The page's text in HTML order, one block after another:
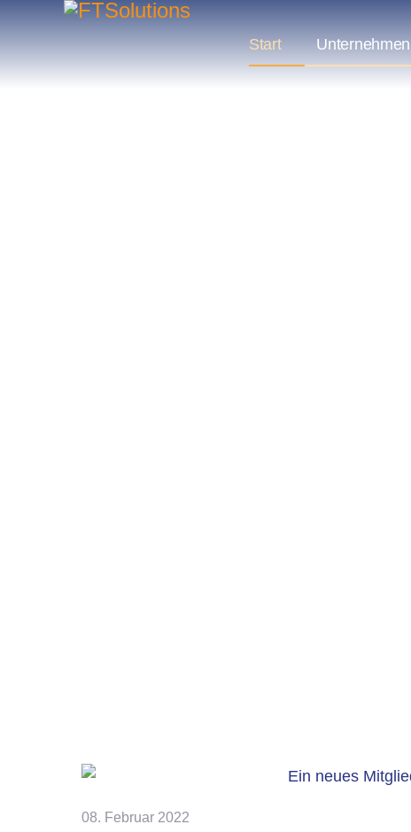
Start Unternehmen
08. Februar 2022